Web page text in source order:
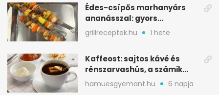
Édes-csípős marhanyárs
ananásszal: gyors
grillrecept jalapeñóval
grillreceptek.hu 1 hete
Kaffeost: sajtos kávé és
rénszarvashús, a számik
melegítő itala
hamuesgyemant.hu 6 napja